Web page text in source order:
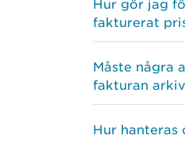
Hur gör jag
fakturerat
Måste några
fakturan
Hur